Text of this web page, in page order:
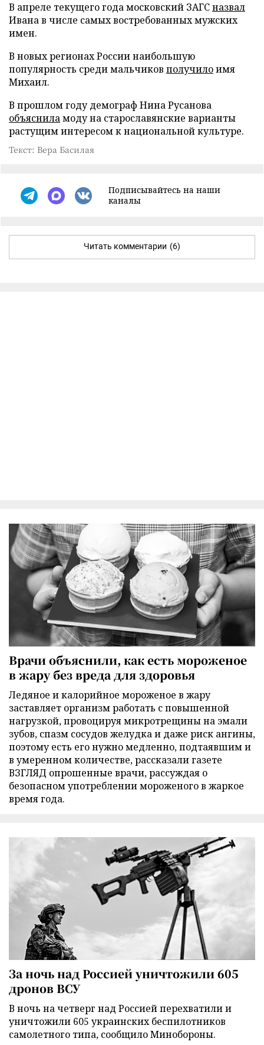
В апреле текущего года московский ЗАГСназвал
Ивана в числе самых востребованных мужских
имен.
В новых регионах России наибольшую
популярность среди мальчиков получилоимя
Михаил.
В прошлом году демограф Нина Русанова
объясниламоду на старославянские варианты
растущим интересом к национальной культуре.
Текст: Вера Басилая
Подписывайтесь на наши
каналы
Читать комментарии (6)
Врачи объяснили, как есть мороженое
в жару без вреда для здоровья
Ледяное и калорийное мороженое в жару
заставляет организм работать с повышенной
нагрузкой, провоцируя микротрещины на эмали
зубов, спазм сосудов желудка и даже риск ангины,
поэтому есть его нужно медленно, подтаявшим и
в умеренном количестве, рассказали газете
ВЗГЛЯД опрошенные врачи, рассуждая о
безопасном употреблении мороженого в жаркое
время года.
За ночь над Россией уничтожили 605
дронов ВСУ
В ночь на четверг над Россией перехватили и
уничтожили 605 украинских беспилотников
самолетного типа, сообщило Минобороны.